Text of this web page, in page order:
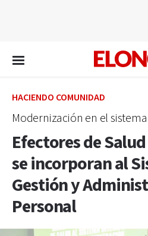
HACIENDO COMUNIDAD
Modernización en el
Efectores de
se incorporan al
Gestión y
Personal